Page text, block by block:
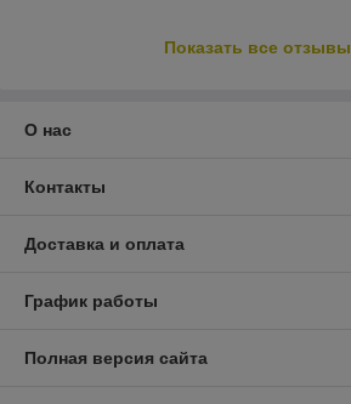
Показать все отзывы
О нас
Контакты
Доставка и оплата
График работы
Полная версия сайта